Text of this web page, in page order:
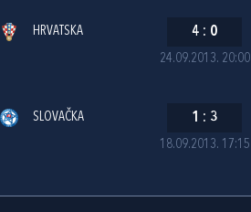
24.09.2013. 20:00
HRVATSKA 4 : 0
18.09.2013. 17:15
SLOVAČKA 1 : 3